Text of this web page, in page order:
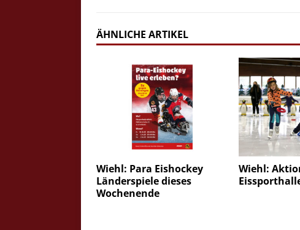
ÄHNLICHE ARTIKEL
Wiehl: Para Eishockey
Länderspiele dieses
Wochenende
Wiehl: